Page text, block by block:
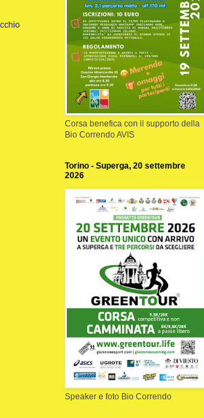
Corsa benefica con il supporto della
Bio Correndo AVIS
Torino - Superga, 20 settembre
2026
Speaker e foto Bio Correndo